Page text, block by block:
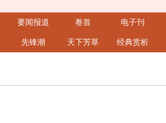
要闻报道 卷首 电子刊
先锋潮 天下芳草 经典赏析